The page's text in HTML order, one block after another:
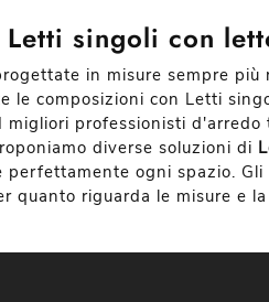
Letti singoli con
in misure sempre
le composizioni con Letti
professionisti
diverse soluzioni di
ogni spazio.
quanto riguarda le misure e